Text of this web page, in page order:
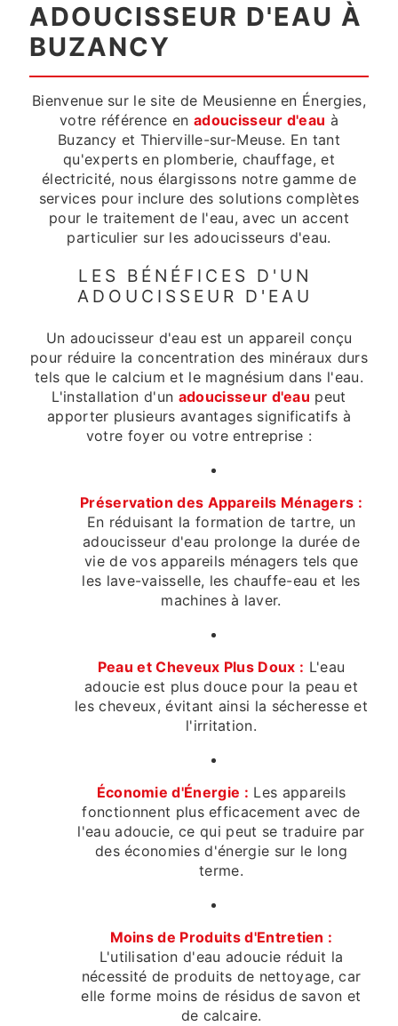
ADOUCISSEUR D'EAU À
BUZANCY
Bienvenue sur le site de Meusienne en Énergies,
votre référence en adoucisseur d'eau à
Buzancy et Thierville-sur-Meuse. En tant
qu'experts en plomberie, chauffage, et
électricité, nous élargissons notre gamme de
services pour inclure des solutions complètes
pour le traitement de l'eau, avec un accent
particulier sur les adoucisseurs d'eau.
LES BÉNÉFICES D'UN
ADOUCISSEUR D'EAU
Un adoucisseur d'eau est un appareil conçu
pour réduire la concentration des minéraux durs
tels que le calcium et le magnésium dans l'eau.
L'installation d'un adoucisseur d'eau peut
apporter plusieurs avantages significatifs à
votre foyer ou votre entreprise :
Préservation des Appareils Ménagers :
En réduisant la formation de tartre, un
adoucisseur d'eau prolonge la durée de
vie de vos appareils ménagers tels que
les lave-vaisselle, les chauffe-eau et les
machines à laver.
Peau et Cheveux Plus Doux : L'eau
adoucie est plus douce pour la peau et
les cheveux, évitant ainsi la sécheresse et
l'irritation.
Économie d'Énergie : Les appareils
fonctionnent plus efficacement avec de
l'eau adoucie, ce qui peut se traduire par
des économies d'énergie sur le long
terme.
Moins de Produits d'Entretien :
L'utilisation d'eau adoucie réduit la
nécessité de produits de nettoyage, car
elle forme moins de résidus de savon et
de calcaire.